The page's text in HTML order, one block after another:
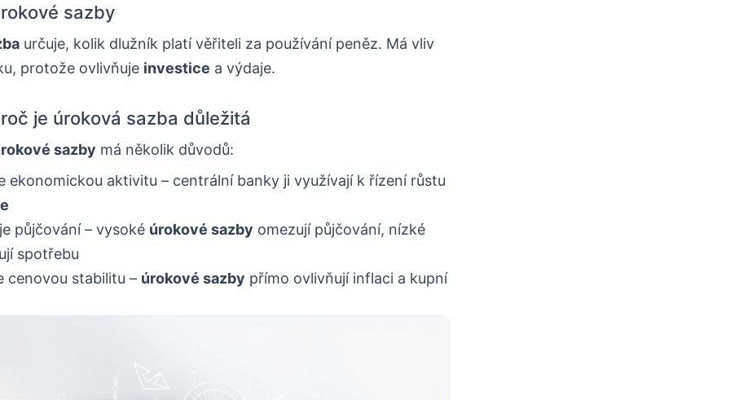
sazby
určuje, kolik dlužník platí věřiteli za používání peněz. Má vliv
protože ovlivňuje investice a výdaje.
je úroková sazba důležitá
sazby má několik důvodů:
ekonomickou aktivitu – centrální banky ji využívají k řízení růstu
půjčování – vysoké úrokové sazby omezují půjčování, nízké
spotřebu
cenovou stabilitu – úrokové sazby přímo ovlivňují inflaci a kupní